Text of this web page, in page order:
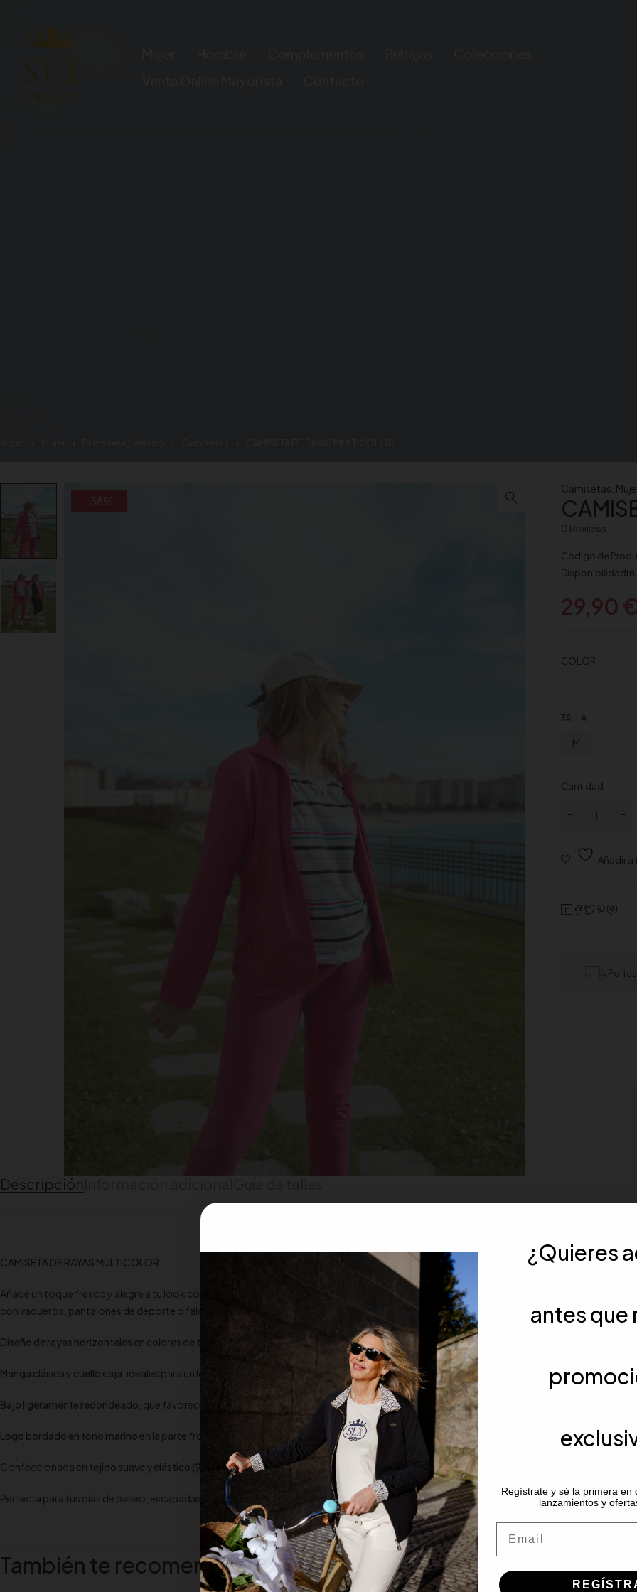
-38%
Camisetas
0 Reviews
Código de
Disponibilidad
29,90 €
COLOR
TALLA
M
Cantidad
Descripción
CAMISETA DE RAYAS MULTICOLOR
Añade un toque fresco y alegre a tu look con nuestra camiseta de rayas. En tonos marino, amarillo, coral, celeste mudéjar y verde
con vaqueros, pantalones de deporte o faldas para un estilo versátil y lleno de color.
Diseño de rayas horizontales en colores de temporada : marino, amarillo, coral, celeste mudéjar y verde aguamarina.
Manga clásicay cuello caja , ideales para un look informal pero cuidado.
Bajo ligeramente redondeado , que favorece la silueta y aporta un acabado actual.
Logo bordado en tono marino en la parte frontal, detalle discreto y elegante.
Confeccionada en tejido suave y elástico (95% algodón / 5% elastano) que aporta confort y mantiene la forma lavado tras lavad
Perfecta para tus días de paseo, escapadas al aire libre o para dar color a tu armario de diario.
También te recomendamos…
¿Quieres
antes que
Regístrate y sé la primera en
lanzamientos y